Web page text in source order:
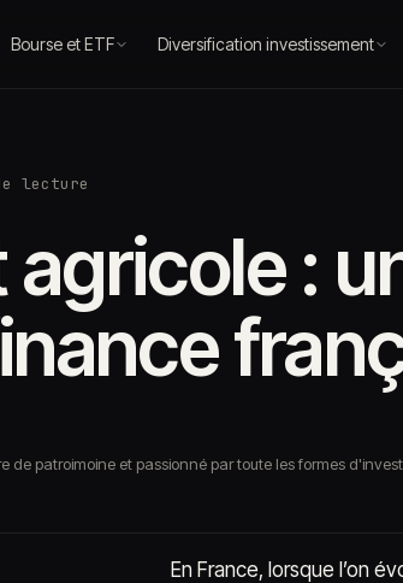
Bourse et ETF Diversification investissement
lecture
:
de patroimoine et passionné par toute les formes
En France, lorsque l’on